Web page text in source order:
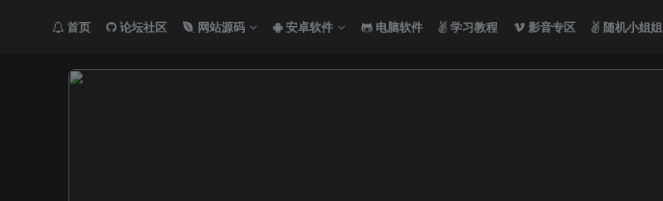
首页 论坛社区 网站源码 安卓软件 电脑软件 学习教程 影音专区 随机小姐姐